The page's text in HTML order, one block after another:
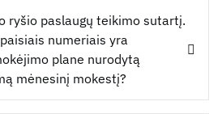
ryšio paslaugų teikimo sutartį.
numeriais yra
plane nurodytą
mėnesinį mokestį?